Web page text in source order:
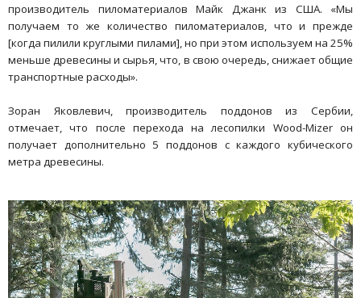
производитель пиломатериалов Майк Джанк из США. «Мы
получаем то же количество пиломатериалов, что и прежде
[когда пилили круглыми пилами], но при этом используем на 25%
меньше древесины и сырья, что, в свою очередь, снижает общие
транспортные расходы».
Зоран Яковлевич, производитель поддонов из Сербии,
отмечает, что после перехода на лесопилки Wood-Mizer он
получает дополнительно 5 поддонов с каждого кубического
метра древесины.